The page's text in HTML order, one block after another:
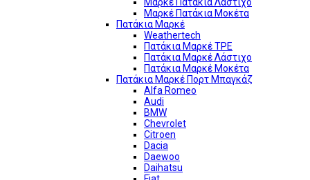
Μαρκέ Πατάκια Μοκέτα
Πατάκια Μαρκέ
Weathertech
Πατάκια Μαρκέ TPE
Πατάκια Μαρκέ Λάστιχο
Πατάκια Μαρκέ Μοκέτα
Πατάκια Μαρκέ Πορτ Μπαγκάζ
Alfa Romeo
Audi
BMW
Chevrolet
Citroen
Dacia
Daewoo
Daihatsu